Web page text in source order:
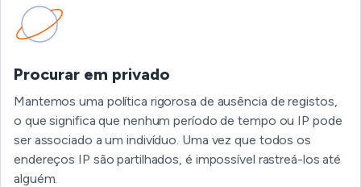
Procurar em privado
Mantemos uma política rigorosa de ausência de registos,
o que significa que nenhum período de tempo ou IP pode
ser associado a um indivíduo. Uma vez que todos os
endereços IP são partilhados, é impossível rastreá-los até
alguém.